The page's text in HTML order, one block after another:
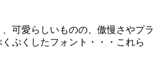
可愛らしいものの、傲慢さやプラ
ぷくしたフォント・・・これら